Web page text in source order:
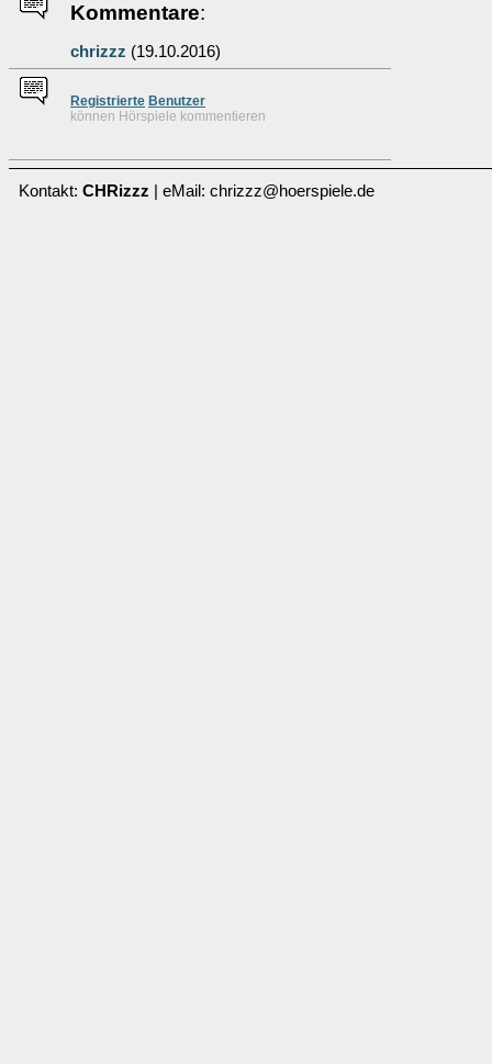
Kommentare:
chrizzz (19.10.2016)
Registrierte Benutzer
können Hörspiele kommentieren
Kontakt: CHRizzz | eMail: chrizzz@hoerspiele.de